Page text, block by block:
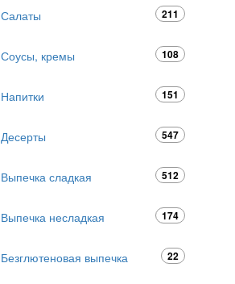
Салаты 211
Соусы, кремы 108
Напитки 151
Десерты 547
Выпечка сладкая 512
Выпечка несладкая 174
Безглютеновая выпечка 22